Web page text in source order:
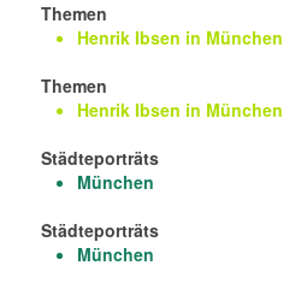
Themen
Henrik Ibsen in München
Themen
Henrik Ibsen in München
Städteporträts
München
Städteporträts
München